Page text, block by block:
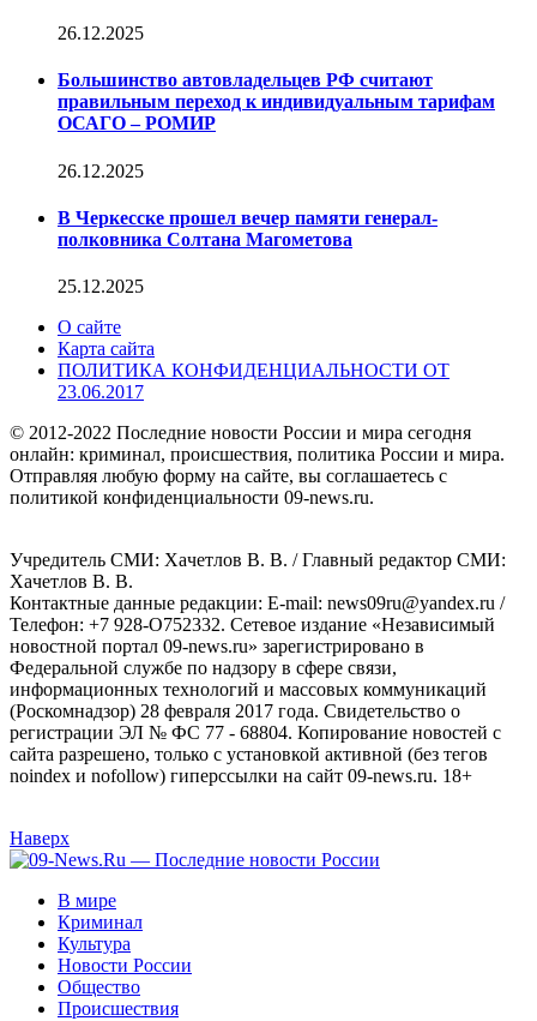
26.12.2025
Большинство автовладельцев РФ считают
правильным переход к индивидуальным тарифам
ОСАГО – РОМИР
26.12.2025
В Черкесске прошел вечер памяти генерал-
полковника Солтана Магометова
25.12.2025
О сайте
Карта сайта
ПОЛИТИКА КОНФИДЕНЦИАЛЬНОСТИ ОТ
23.06.2017
© 2012-2022 Последние новости России и мира сегодня
онлайн: криминал, происшествия, политика России и мира.
Отправляя любую форму на сайте, вы соглашаетесь с
политикой конфиденциальности 09-news.ru.
Учредитель СМИ: Хaчeтлoв B. B. / Главный редактор СМИ:
Хaчeтлoв B. B.
Контактные данные редакции: E-mail: news09ru@yandex.ru /
Телефон: +7 928-O752332. Сетевое издание «Независимый
новостной портал 09-news.ru» зарегистрировано в
Федеральной службе по надзору в сфере связи,
информационных технологий и массовых коммуникаций
(Роскомнадзор) 28 февраля 2017 года. Свидетельство о
регистрации ЭЛ № ФС 77 - 68804. Копирование новостей с
сайта разрешено, только с установкой активной (без тегов
noindex и nofollow) гиперссылки на сайт 09-news.ru. 18+
Наверх
В мире
Криминал
Культура
Новости России
Общество
Происшествия